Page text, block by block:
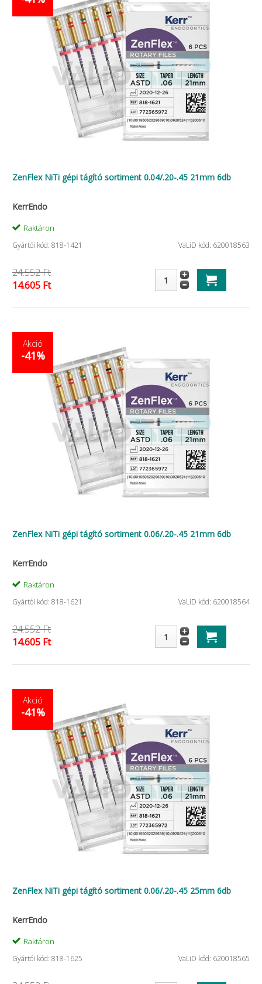
ZenFlex NiTi gépi tágító sortiment 0.04/.20-.45 21mm 6db
KerrEndo
Raktáron
Gyártói kód: 818-1421 VaLiD kód: 620018563
24.552 Ft
14.605 Ft
Akció
-41%
ZenFlex NiTi gépi tágító sortiment 0.06/.20-.45 21mm 6db
KerrEndo
Raktáron
Gyártói kód: 818-1621 VaLiD kód: 620018564
24.552 Ft
14.605 Ft
Akció
-41%
ZenFlex NiTi gépi tágító sortiment 0.06/.20-.45 25mm 6db
KerrEndo
Raktáron
Gyártói kód: 818-1625 VaLiD kód: 620018565